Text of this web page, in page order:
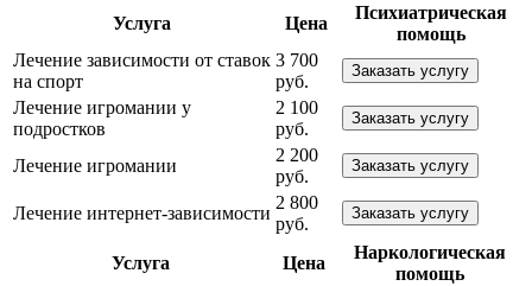
Услуга
Цена
Психиатрическая
помощь
Лечение зависимости от ставок
на спорт
3 700
руб.
Заказать услугу
Лечение игромании у
подростков
2 100
руб.
Заказать услугу
Лечение игромании
2 200
руб.
Заказать услугу
Лечение интернет-зависимости
2 800
руб.
Заказать услугу
Услуга Цена
Наркологическая
помощь